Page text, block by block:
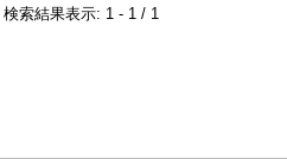
検索結果表示: 1 - 1 / 1